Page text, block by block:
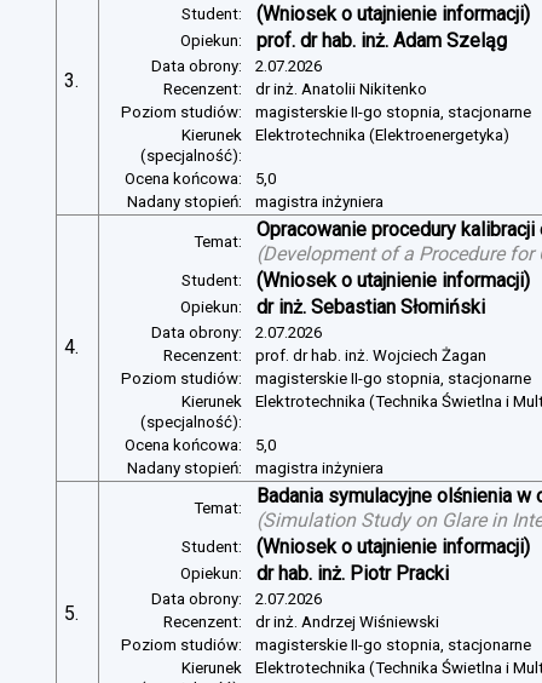
3.
Student: (Wniosek o utajnienie informacji)
Opiekun: prof. dr hab. inż. Adam Szeląg
Data obrony:
2.07.2026
Recenzent:
dr inż. Anatolii Nikitenko
Poziom studiów:
magisterskie II-go stopnia, stacjonarne
Kierunek
(specjalność):
Elektrotechnika (Elektroenergetyka)
Ocena końcowa:
5,0
Nadany stopień:
magistra inżyniera
4.
Temat:
Opracowanie procedury
(Development of a Procedure for
Student: (Wniosek o utajnienie informacji)
Opiekun: dr inż. Sebastian Słomiński
Data obrony:
2.07.2026
Recenzent:
prof. dr hab. inż. Wojciech Żagan
Poziom studiów:
magisterskie II-go stopnia, stacjonarne
Kierunek
(specjalność):
Elektrotechnika (Technika Świetlna i
Ocena końcowa:
5,0
Nadany stopień:
magistra inżyniera
5.
Temat:
Badania symulacyjne olśnienia
(Simulation Study on Glare in
Student: (Wniosek o utajnienie informacji)
Opiekun: dr hab. inż. Piotr Pracki
Data obrony:
2.07.2026
Recenzent:
dr inż. Andrzej Wiśniewski
Poziom studiów:
magisterskie II-go stopnia, stacjonarne
Kierunek
Elektrotechnika (Technika Świetlna i